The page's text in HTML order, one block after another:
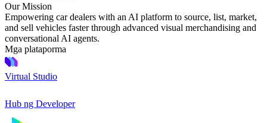
Our Mission
Empowering car dealers with an AI platform to source, list, market,
and sell vehicles faster through advanced visual merchandising and
conversational AI agents.
Mga plataporma
Virtual Studio
Hub ng Developer